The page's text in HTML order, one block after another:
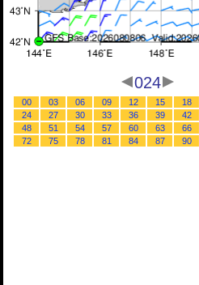
024
00 03 06 09 12 15 18
24
27 30 33 36 39 42
48
51 54 57 60 63 66
72
75 78 81 84 87 90